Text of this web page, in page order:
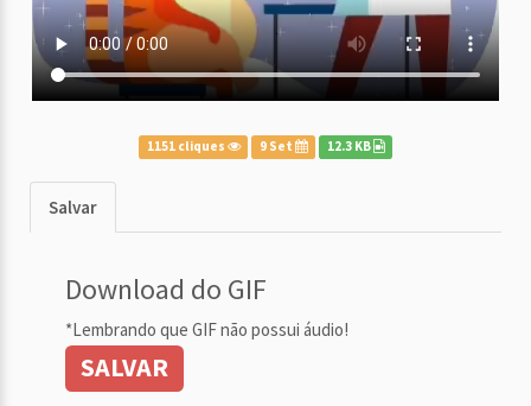
1151 cliques 9 Set 12.3 KB
Salvar
Download do GIF
*Lembrando que GIF não possui áudio!
SALVAR